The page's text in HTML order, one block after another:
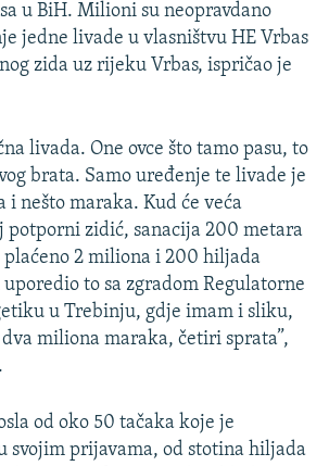
u BiH. Milioni su neopravdano
jedne livade u vlasništvu HE Vrbas
zida uz rijeku Vrbas, ispričao je
livada. One ovce što tamo pasu, to
brata. Samo uređenje te livade je
nešto maraka. Kud će veća
potporni zidić, sanacija 200 metara
plaćeno 2 miliona i 200 hiljada
to sa zgradom Regulatorne
u Trebinju, gdje imam i sliku,
miliona maraka, četiri sprata”,
od oko 50 tačaka koje je
svojim prijavama, od stotina hiljada